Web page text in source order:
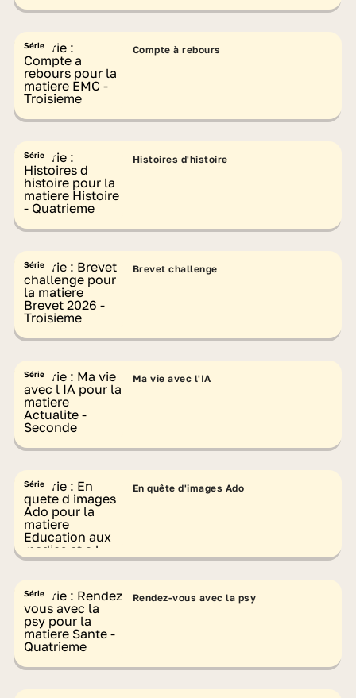
Série Compte à rebours
Série Histoires d'histoire
Série Brevet challenge
Série Ma vie avec l'IA
Série En quête d'images Ado
Série Rendez-vous avec la psy